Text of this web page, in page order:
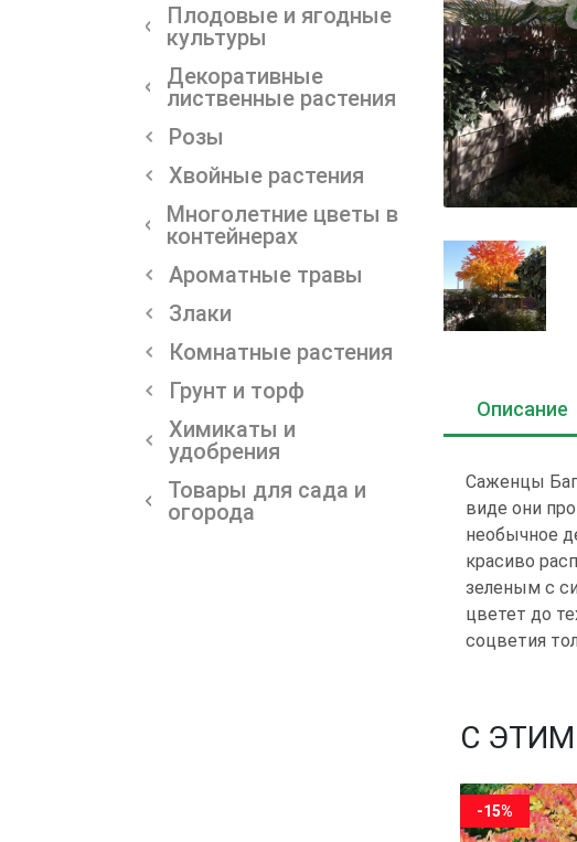
Плодовые и ягодные
культуры
Декоративные
лиственные растения
Розы
Хвойные растения
Многолетние цветы в
контейнерах
Ароматные травы
Злаки
Комнатные растения
Грунт и торф
Химикаты и
удобрения
Товары для сада и
огорода
Описание
Саженцы
виде они
необычное
красиво
зеленым с
цветет до
соцветия
С
-15%